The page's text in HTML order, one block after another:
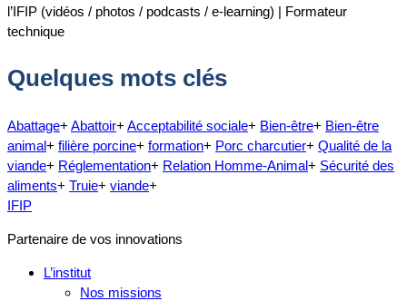
l’IFIP (vidéos / photos / podcasts / e-learning) | Formateur
technique
Quelques mots clés
Abattage+ Abattoir+ Acceptabilité sociale+ Bien-être+ Bien-être
animal+ filière porcine+ formation+ Porc charcutier+ Qualité de la
viande+ Réglementation+ Relation Homme-Animal+ Sécurité des
aliments+ Truie+ viande+
IFIP
Partenaire de vos innovations
L’institut
Nos missions